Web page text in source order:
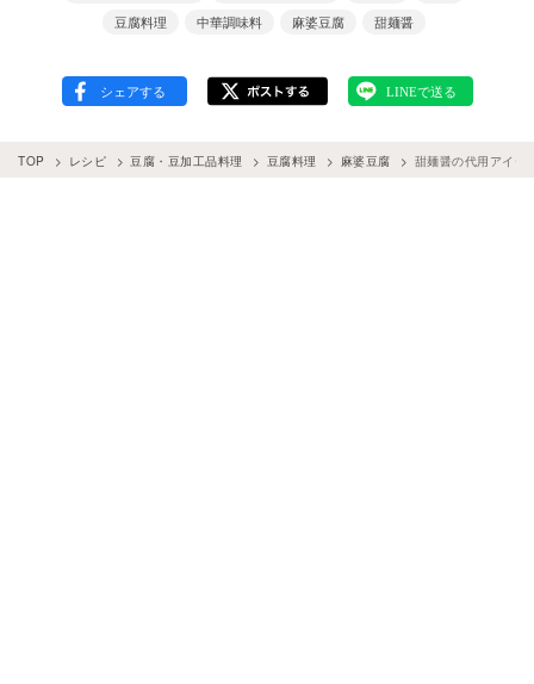
豆腐料理 中華調味料 麻婆豆腐 甜麺醤
TOP レシピ 豆腐・豆加工品料理 豆腐料理 麻婆豆腐 甜麺醤の代用アイデ